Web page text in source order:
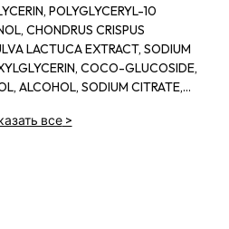
POLYGLYCERYL-10
CHONDRUS CRISPUS
LACTUCA EXTRACT, SODIUM
COCO-GLUCOSIDE,
ALCOHOL, SODIUM CITRATE,
ACID, ACETYL
все>